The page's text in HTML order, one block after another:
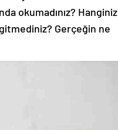
okumadınız? Hanginiz
Gerçeğin ne